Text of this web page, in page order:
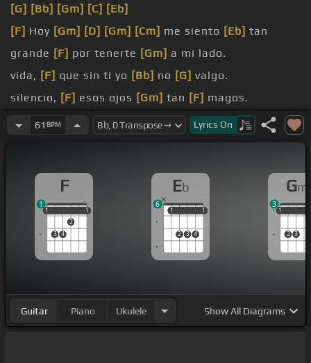
[G] [Bb] [Gm] [C] [Eb]
[F] Hoy [Gm] [D] [Gm] [Cm] me siento [Eb] tan
grande [F] por tenerte [Gm] a mi lado.
vida, [F] que sin ti yo [Bb] no [G] valgo.
silencio, [F] esos ojos [Gm] tan [F] magos.
el que quiero [Bb]
extraño.
[F]entiendan
61 BPM Lyrics On
F
1
3 4
2
1
1 1
1
Eb
1
2 3 4
1
1 1
6
Gm
1
2 3
1
3
Guitar Piano Ukulele ShowAll Diagrams